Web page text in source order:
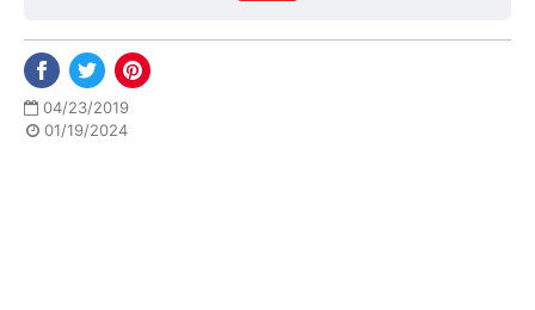
04/23/2019
01/19/2024